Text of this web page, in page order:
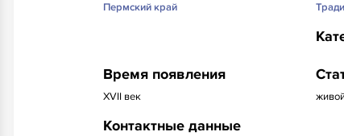
Пермский край
Время появления
XVII век
Контактные данные